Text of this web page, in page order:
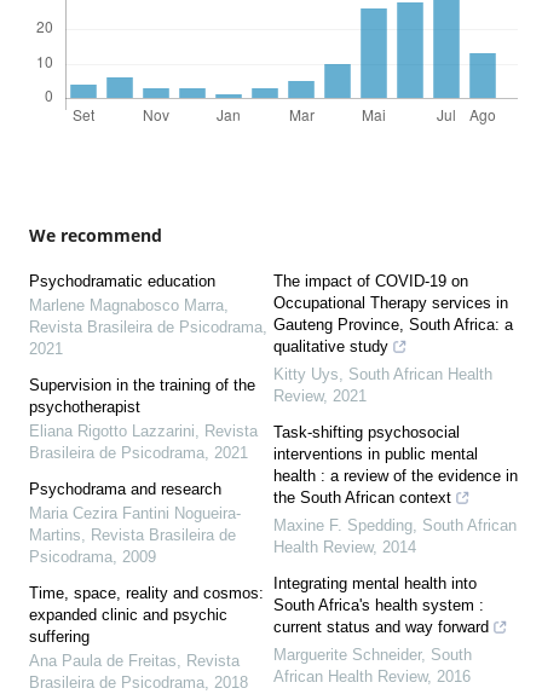
We recommend
Psychodramatic education
Marlene Magnabosco Marra,
Revista Brasileira de Psicodrama,
2021
Supervision in the training of the
psychotherapist
Eliana Rigotto Lazzarini, Revista
Brasileira de Psicodrama, 2021
Psychodrama and research
Maria Cezira Fantini Nogueira-
Martins, Revista Brasileira de
Psicodrama, 2009
Time, space, reality and cosmos:
expanded clinic and psychic
suffering
Ana Paula de Freitas, Revista
Brasileira de Psicodrama, 2018
The impact of COVID-19 on
Occupational Therapy services in
Gauteng Province, South Africa: a
qualitative study
Kitty Uys, South African Health
Review, 2021
Task-shifting psychosocial
interventions in public mental
health : a review of the evidence in
the South African context
Maxine F. Spedding, South African
Health Review, 2014
Integrating mental health into
South Africa's health system :
current status and way forward
Marguerite Schneider, South
African Health Review, 2016